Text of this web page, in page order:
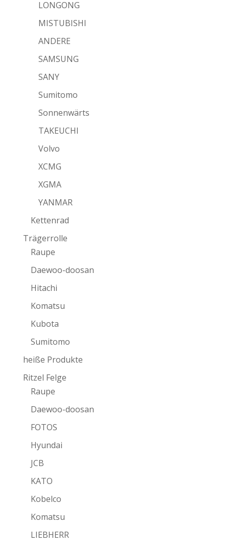
LONGONG
MISTUBISHI
ANDERE
SAMSUNG
SANY
Sumitomo
Sonnenwärts
TAKEUCHI
Volvo
XCMG
XGMA
YANMAR
Kettenrad
Trägerrolle
Raupe
Daewoo-doosan
Hitachi
Komatsu
Kubota
Sumitomo
heiße Produkte
Ritzel Felge
Raupe
Daewoo-doosan
FOTOS
Hyundai
JCB
KATO
Kobelco
Komatsu
LIEBHERR